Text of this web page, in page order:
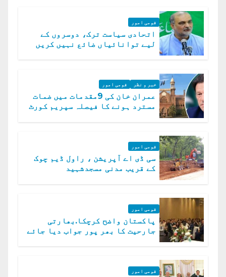
قومی امور
اتحادی سیاست ترک، دوسروں کے
لیے توانائیاں ضائع نہیں کریں
خبر و نظر قومی امور
عمران خان کی 9مقدمات میں ضمات
مسترد ہونے کا فیصلہ سپریم کورٹ
قومی امور
سی ڈی اے آپریشن ، راول ڈیم چوک
کے قریب مدنی مسجدشہید
قومی امور
پاکستان واضح کرچکا.بھارتی
جارحیت کا بھر پور جواب دیا جائے
قومی امور